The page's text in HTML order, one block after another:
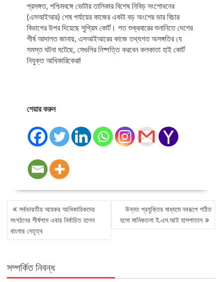
প্রসঙ্গত, পশ্চিমবঙ্গে ভোটার তালিকার বিশেষ নিবিড় সংশোধনের
(এসআইআর) শেষ পর্যায়ের কাজের একটা বড় অংশের ভার বিচার
বিভাগের উপর দিয়েছে সুপ্রিম কোর্ট। গত শুক্রবারের শুনানিতে দেশের
শীর্ষ আদালত জানায়, এসআইআরের কাজে তথ্যগত অসঙ্গতির যে
সমস্ত ঘটনা ঘটেছে, সেগুলির নিষ্পত্তি করবেন কলকাতা হাই কোর্ট
নিযুক্ত আধিকারিকেরা!
শেয়ার করুন
POST
NAVIGATION
সর্বভারতীয় আয়কর আধিকারিকদের
সংগঠনের শীর্ষপদে এবার নির্বাচিত হলেন
বাংলার নেতৃত্ব
উন্নত প্রযুক্তির মাধ্যমে নবরূপে গঠিত
হলো মানিকতলা ই.এস.আই হাসপাতাল
সম্পর্কিত নিবন্ধ